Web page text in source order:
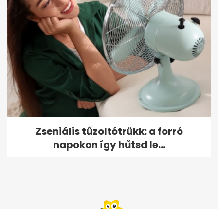
Zseniális tűzoltótrükk: a forró
napokon így hűtsd le...